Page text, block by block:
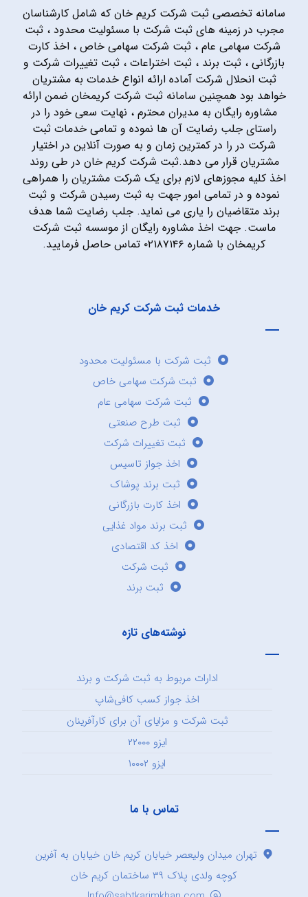
سامانه تخصصی ثبت شرکت کریم خان که شامل کارشناسان
مجرب در زمینه های ثبت شرکت با مسئولیت محدود ، ثبت
شرکت سهامی عام ، ثبت شرکت سهامی خاص ، اخذ کارت
بازرگانی ، ثبت برند ، ثبت اختراعات ، ثبت تغییرات شرکت و
ثبت انحلال شرکت آماده ارائه انواع خدمات به مشتریان
خواهد بود همچنین سامانه ثبت شرکت کریمخان ضمن ارائه
مشاوره رایگان به مدیران محترم ، نهایت سعی خود را در
راستای جلب رضایت آن ها نموده و تمامی خدمات ثبت
شرکت در را در کمترین زمان و به صورت آنلاین در اختیار
مشتریان قرار می دهد.ثبت شرکت کریم خان در طی روند
اخذ کلیه مجوزهای لازم برای یک شرکت مشتریان را همراهی
نموده و در تمامی امور جهت به ثبت رسیدن شرکت و ثبت
برند متقاضیان را یاری می نماید. جلب رضایت شما هدف
ماست. جهت اخذ مشاوره رایگان از موسسه ثبت شرکت
کریمخان با شماره ۰۲۱۸۷۱۴۶ تماس حاصل فرمایید.
خدمات ثبت شرکت کریم خان
ثبت شرکت با مسئولیت محدود
ثبت شرکت سهامی خاص
ثبت شرکت سهامی عام
ثبت طرح صنعتی
ثبت تغییرات شرکت
اخذ جواز تاسیس
ثبت برند پوشاک
اخذ کارت بازرگانی
ثبت برند مواد غذایی
اخذ کد اقتصادی
ثبت شرکت
ثبت برند
نوشته‌های تازه
ادارات مربوط به ثبت شرکت و برند
اخذ جواز کسب کافی‌شاپ
ثبت شرکت و مزایای آن برای کارآفرینان
ایزو ۲۲۰۰۰
ایزو ۱۰۰۰۲
تماس با ما
تهران میدان ولیعصر خیابان کریم خان خیابان به آفرین
کوچه ولدی پلاک ۳۹ ساختمان کریم خان